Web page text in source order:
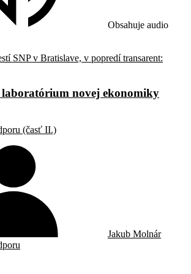
Obsahuje audio
novej ekonomiky
(časť II.)
Jakub Molnár